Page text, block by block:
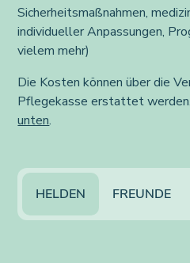
Sicherheitsmaßnahmen,
individueller Anpassungen,
vielem mehr)
Die Kosten können über die
Pflegekasse erstattet
unten.
HELDEN FREUNDE